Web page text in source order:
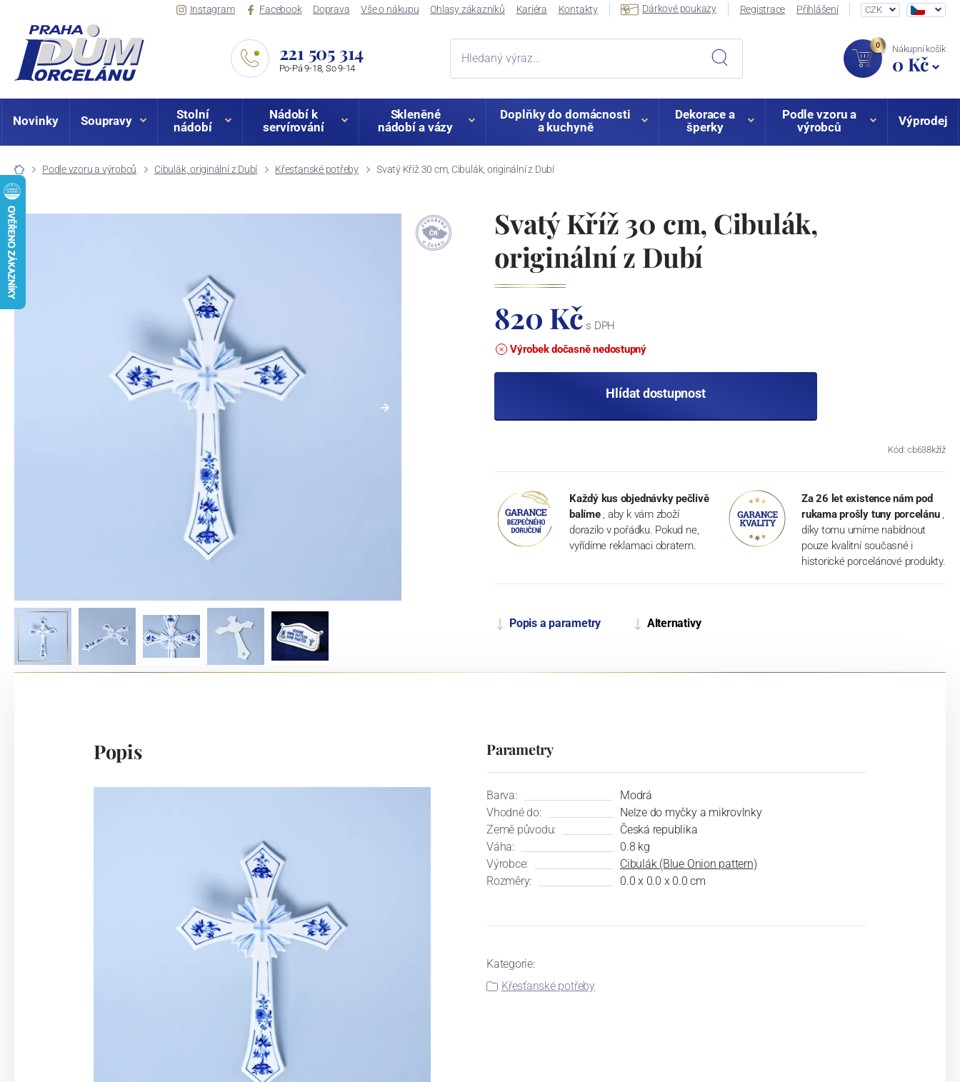
Instagram Facebook Doprava Vše o nákupu Ohlasy zákazníků Kariéra Kontakty Dárkové poukazy Registrace Přihlášení CZK
221 505 314
Po-Pá 9-18, So 9-14
0 Nákupní košík
0 Kč
Novinky Soupravy
Stolní
nádobí
Nádobí k
servírování
Skleněné
nádobí a vázy
Doplňky do domácnosti
a kuchyně
Dekorace a
šperky
Podle vzoru a
výrobců
Výprodej
Podle vzoru a výrobců Cibulák, originální z Dubí Křesťanské potřeby Svatý Kříž 30 cm, Cibulák, originální z Dubí
Svatý Kříž 30 cm, Cibulák,
originální z Dubí
820 Kč s DPH
Výrobek dočasně nedostupný
Hlídat dostupnost
Kód: cb638kžíž
Každý kus objednávky pečlivě
balíme , aby k vám zboží
dorazilo v pořádku. Pokud ne,
vyřídíme reklamaci obratem.
Za 26 let existence nám pod
rukama prošly tuny porcelánu ,
díky tomu umíme nabídnout
pouze kvalitní současné i
historické porcelánové produkty.
Popis a parametry Alternativy
Popis Parametry
Barva:
Modrá
Vhodné do:
Nelze do myčky a mikrovlnky
Země původu:
Česká republika
Váha:
0.8 kg
Výrobce:
Cibulák (Blue Onion pattern)
Rozměry:
0.0 x 0.0 x 0.0 cm
Kategorie:
Křesťanské potřeby